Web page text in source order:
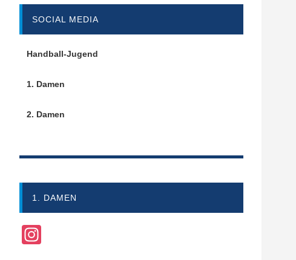
SOCIAL MEDIA
Handball-Jugend
1. Damen
2. Damen
1. DAMEN